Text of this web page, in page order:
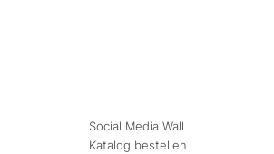
Social Media Wall
Katalog bestellen